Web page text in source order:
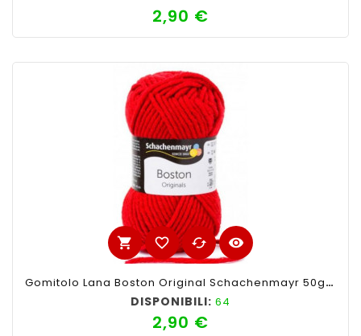
2,90 €
shopping_cart favorite_border cached visibility
Gomitolo Lana Boston Original Schachenmayr 50gr,Rosso 31
DISPONIBILI: 64
2,90 €